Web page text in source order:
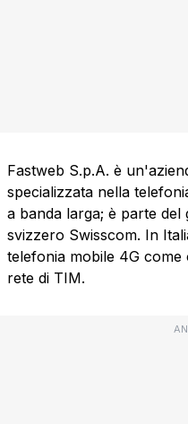
Fastweb S.p.A. è
specializzata nella
a banda larga; è parte
svizzero Swisscom. In
telefonia mobile 4G
rete di TIM.